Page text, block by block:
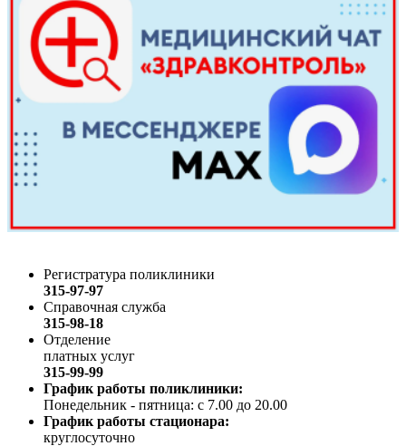
Регистратура поликлиники
315-97-97
Справочная служба
315-98-18
Отделение
платных услуг
315-99-99
График работы поликлиники:
Понедельник - пятница: с 7.00 до 20.00
График работы стационара:
круглосуточно